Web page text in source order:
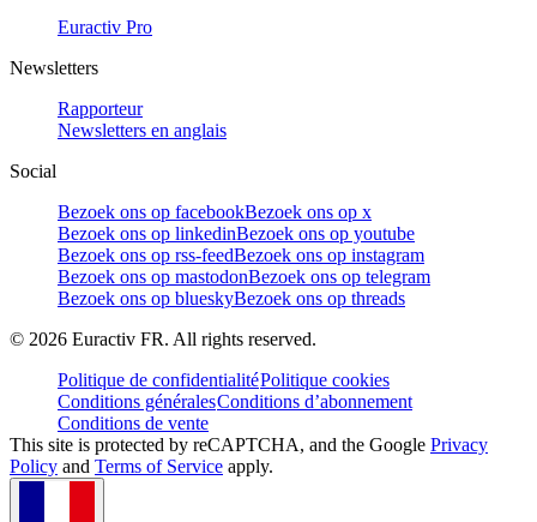
Euractiv Pro
Newsletters
Rapporteur
Newsletters en anglais
Social
Bezoek ons op facebookBezoek ons op x
Bezoek ons op linkedinBezoek ons op youtube
Bezoek ons op rss-feedBezoek ons op instagram
Bezoek ons op mastodonBezoek ons op telegram
Bezoek ons op blueskyBezoek ons op threads
© 2026 Euractiv FR. All rights reserved.
Politique de confidentialitéPolitique cookies
Conditions généralesConditions d’abonnement
Conditions de vente
This site is protected by reCAPTCHA, and the Google Privacy
Policy and Terms of Service apply.